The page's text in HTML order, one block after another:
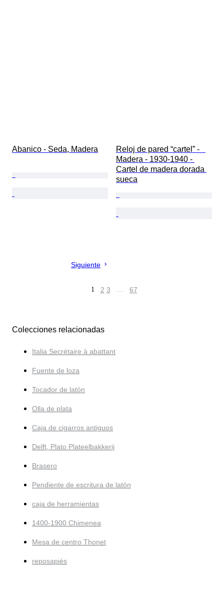
Abanico - Seda, Madera
Reloj de pared “cartel” -
Madera - 1930-1940 -
Cartel de madera dorada
sueca
Siguiente
1 2 3 … 67
Colecciones relacionadas
Italia Secrétaire à abattant
Fuente de loza
Tocador de latón
Olla de plata
Caja de cigarros antiguos
Delft, Plato Plateelbakkerij
Brasero
Pendiente de escritura de latón
caja de herramientas
1400-1900 Chimenea
Mesa de centro Thonet
reposapiés